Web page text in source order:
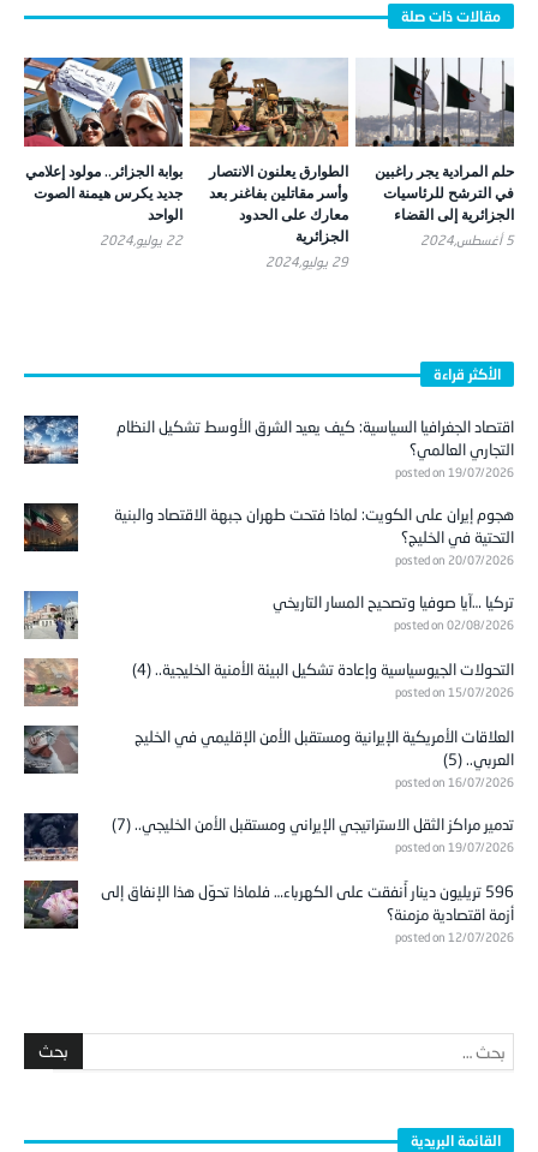
حلم المرادية يجر راغبين
في الترشح للرئاسيات
الجزائرية إلى القضاء
5 أغسطس,2024
الطوارق يعلنون الانتصار
وأسر مقاتلين بفاغنر بعد
معارك على الحدود
الجزائرية
29 يوليو,2024
بوابة الجزائر.. مولود إعلامي
جديد يكرس هيمنة الصوت
الواحد
22 يوليو,2024
التجاري العالمي؟
posted on 19/07/2026
التحتية في الخليج؟
posted on 20/07/2026
posted on 02/08/2026
posted on 15/07/2026
العربي.. (5)
posted on 16/07/2026
posted on 19/07/2026
أزمة اقتصادية مزمنة؟
posted on 12/07/2026